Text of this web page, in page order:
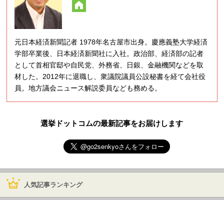
元日本経済新聞記者 1978年名古屋市出身。慶應義塾大学経済
学部卒業後、日本経済新聞社に入社。政治部、経済部の記者
として首相官邸や自民党、外務省、日銀、金融機関などを取
材した。2012年に退職し、衆議院議員公設秘書を経て会社役
員。地方議会ニュース解説委員なども務める。
選挙ドットコムの最新記事をお届けします
人気記事ランキング